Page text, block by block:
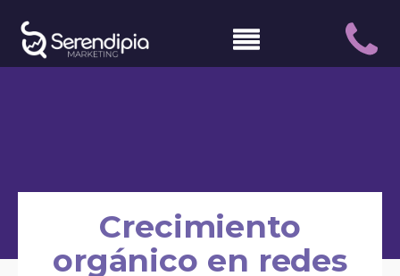
Crecimiento
orgánico en redes